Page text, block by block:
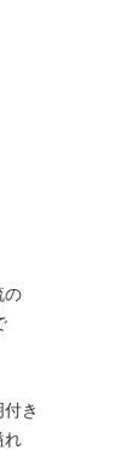
の
き
れ